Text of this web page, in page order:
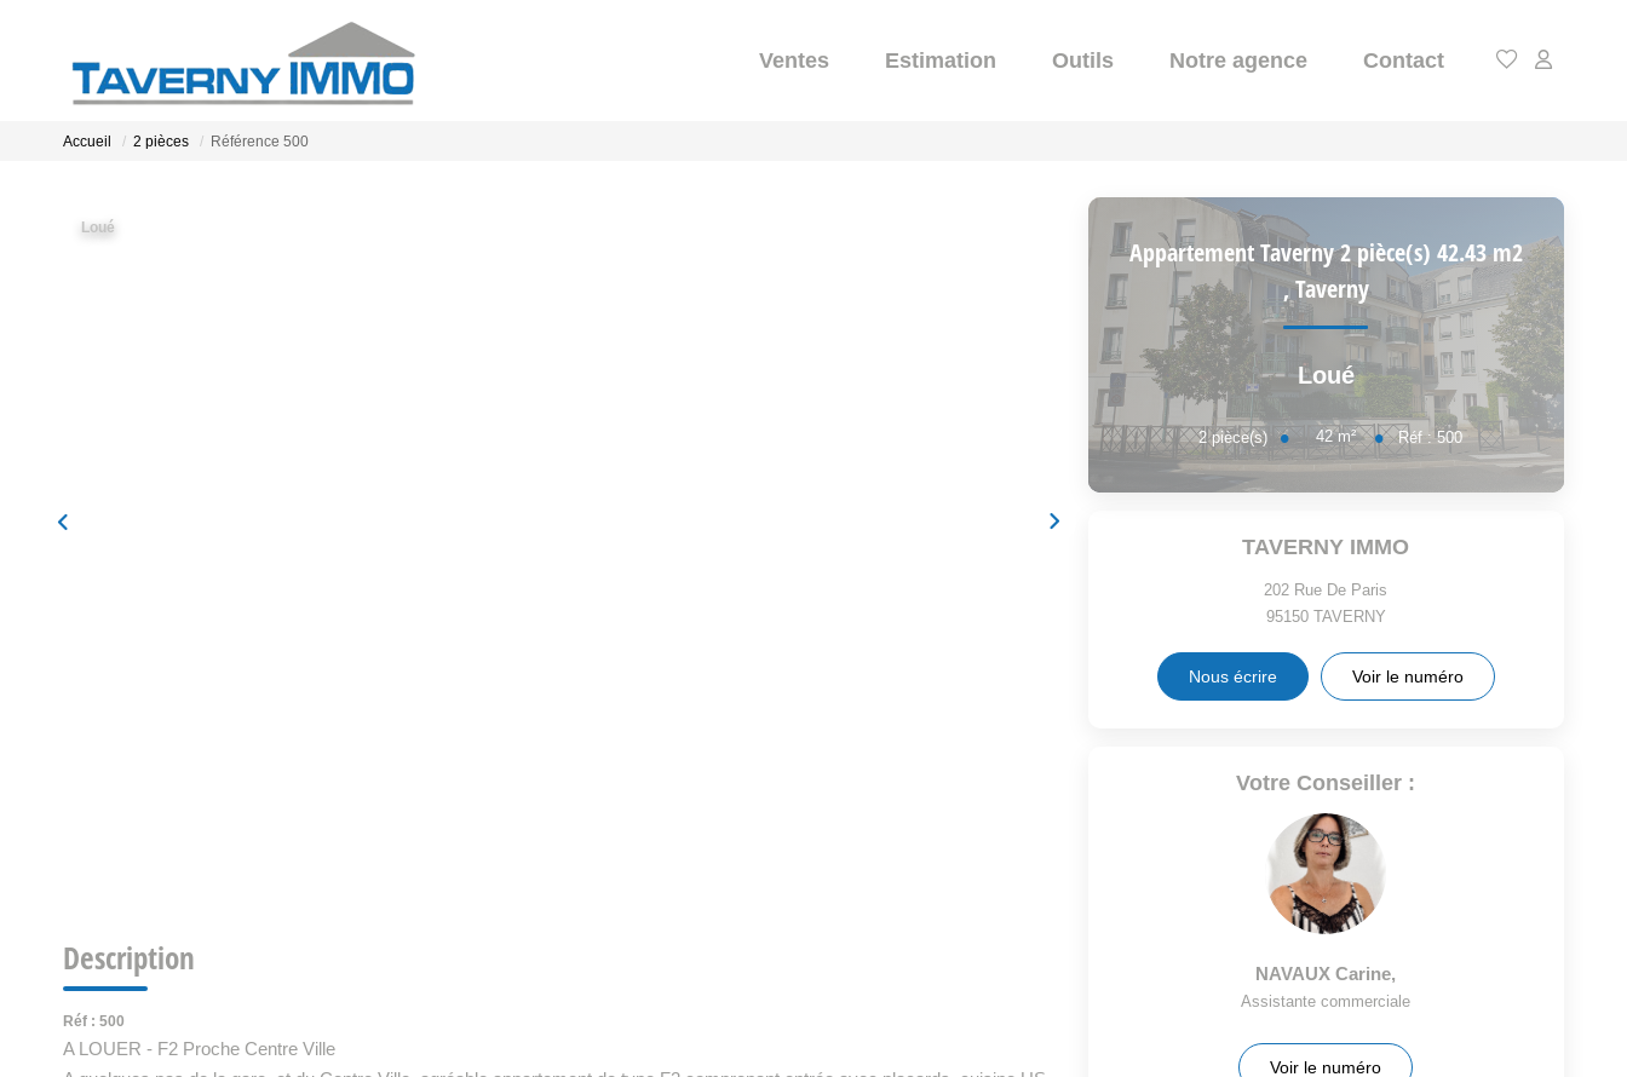
Ventes Estimation Outils Notre agence Contact
Accueil 2 pièces Référence 500
Loué
Description
Réf : 500
A LOUER - F2 Proche Centre Ville
Appartement Taverny 2 pièce(s) 42.43 m2
,Taverny
Loué
2pièce(s) 42m² Réf :500
TAVERNY IMMO
202 Rue De Paris
95150 TAVERNY
Nous écrire Voir le numéro
Votre Conseiller :
NAVAUX Carine,
Assistante commerciale
Voir le numéro